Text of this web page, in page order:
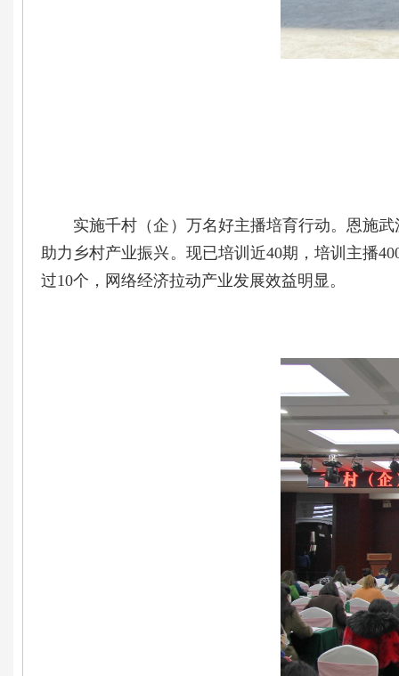
实施千村（企）万名好主播培育行动。恩施武
助力乡村产业振兴。现已培训近40期，培训主播
过10个，网络经济拉动产业发展效益明显。